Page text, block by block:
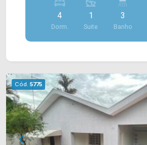
mármore, 01 banheiro social, 02
sendo 01 suíte com banheira e
conta com área gourmet com
banheiro, 01 dormitório de
banheiro. Localizado próximo ao supermercado
São Vicente, restaurantes, bares,
farmácias e comércio em geral. Entre em contato
com a nossa equipe de vendas e
visita!! WhatsApp e Telefone
4546 ARBIX IMÓVEIS - Presente em cada
4
Dorm.
1
Suite
3
Banho
Cód. 5775